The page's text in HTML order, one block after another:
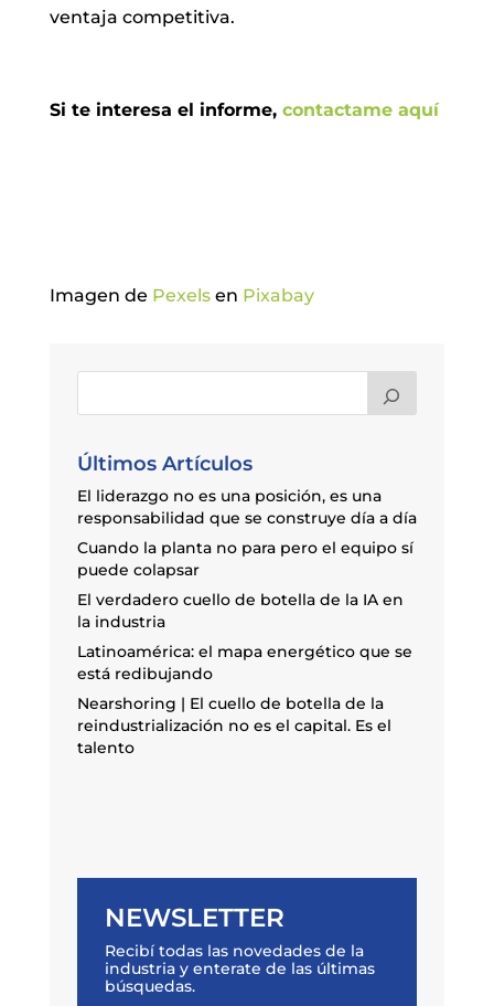
ventaja competitiva.
Si te interesa el informe, contactame aquí
Imagen de Pexelsen Pixabay
Últimos Artículos
El liderazgo no es una posición, es una
responsabilidad que se construye día a día
Cuando la planta no para pero el equipo sí
puede colapsar
El verdadero cuello de botella de la IA en
la industria
Latinoamérica: el mapa energético que se
está redibujando
Nearshoring | El cuello de botella de la
reindustrialización no es el capital. Es el
talento
NEWSLETTER
Recibí todas las novedades de la
industria y enterate de las últimas
búsquedas.